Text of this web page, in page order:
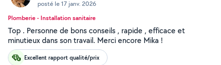
posté le 17 janv. 2026
Plomberie - Installation sanitaire
Top . Personne de bons conseils , rapide , efficace et
minutieux dans son travail. Merci encore Mika !
Excellent rapport qualité/prix